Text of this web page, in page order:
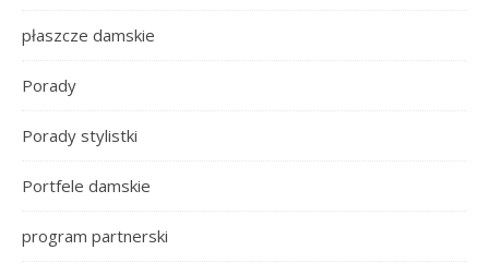
płaszcze damskie
Porady
Porady stylistki
Portfele damskie
program partnerski